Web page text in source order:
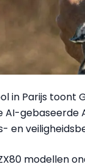
in Parijs
AI-
en
modellen